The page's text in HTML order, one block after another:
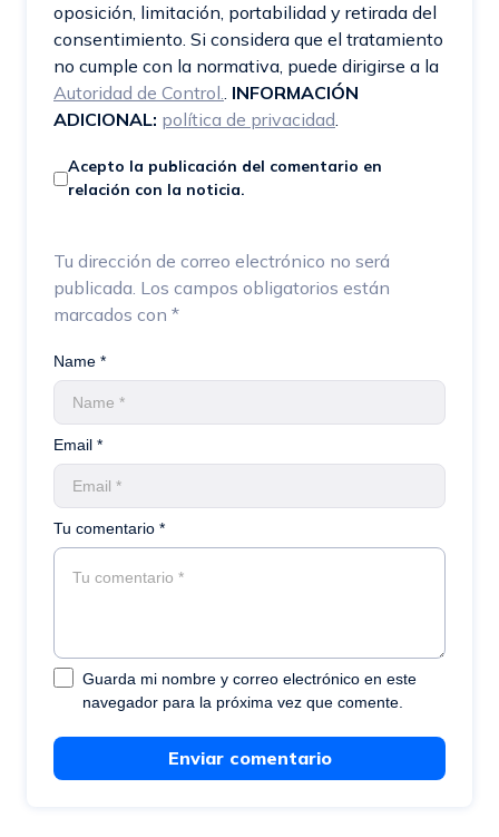
Tu dirección de correo electrónico no será
publicada. Los campos obligatorios están
marcados con *
Tu comentario *
Name *
Email *
Guarda mi nombre y correo electrónico en este
navegador para la próxima vez que comente.
oposición, limitación, portabilidad y retirada del
consentimiento. Si considera que el tratamiento
no cumple con la normativa, puede dirigirse a la
Autoridad de Control.. INFORMACIÓN
ADICIONAL: política de privacidad.
Acepto la publicación del comentario en
relación con la noticia.
Enviar comentario